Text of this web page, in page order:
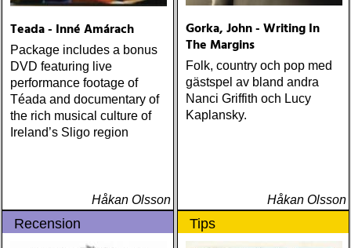
Teada - Inné Amárach
Package includes a bonus
DVD featuring live
performance footage of
Téada and documentary of
the rich musical culture of
Ireland’s Sligo region
Håkan Olsson
Gorka, John - Writing In
The Margins
Folk, country och pop med
gästspel av bland andra
Nanci Griffith och Lucy
Kaplansky.
Håkan Olsson
Recension Tips